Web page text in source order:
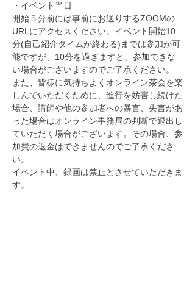
・イベント当日
開始５分前には事前にお送りするZOOMの
URLにアクセスください。イベント開始10
分(自己紹介タイムが終わる)までは参加が可
能ですが、10分を過ぎますと、参加できな
い場合がございますのでご了承ください。
また、皆様に気持ちよくオンライン茶会を楽
しんでいただくために、進行を妨害し続けた
場合、講師や他の参加者への暴言、失言があ
った場合はオンライン事務局の判断で退出し
ていただく場合がございます。その場合、参
加費の返金はできませんのでご了承くださ
い。
イベント中、録画は禁止とさせていただきま
す。